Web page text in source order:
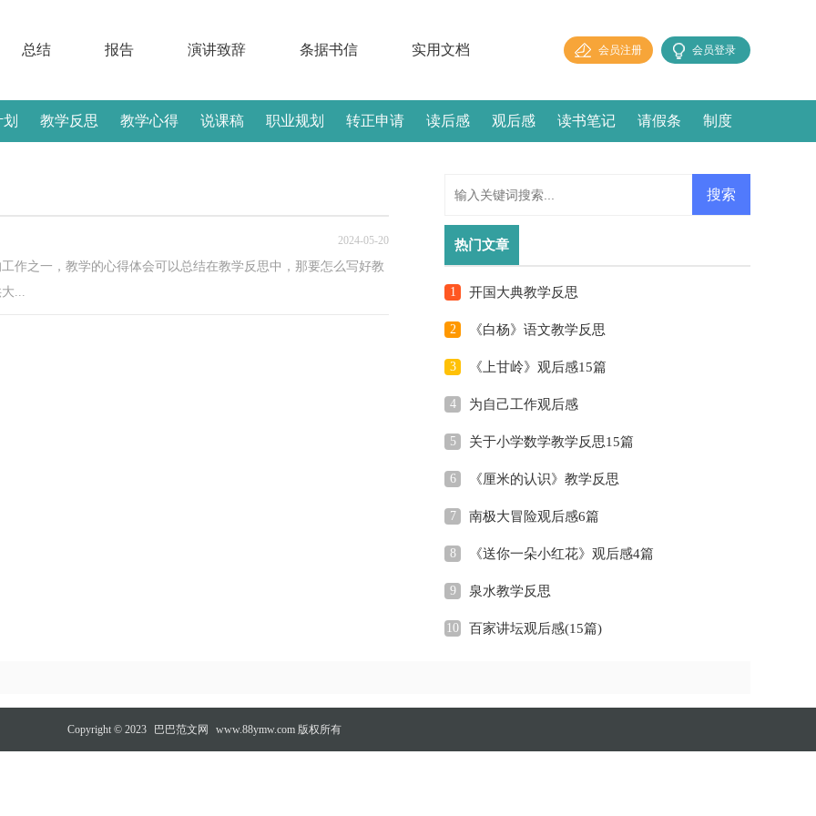
总结 报告 演讲致辞 条据书信 实用文档 会员登录
会员注册
教学反思 教学心得 说课稿 职业规划 转正申请 读后感 观后感 读书笔记 请假条 制度
2024-05-20
作之一，教学的心得体会可以总结在教学反思中，那要怎么写好教
...
热门文章
1 开国大典教学反思
2 《白杨》语文教学反思
3 《上甘岭》观后感15篇
4 为自己工作观后感
5 关于小学数学教学反思15篇
6 《厘米的认识》教学反思
7 南极大冒险观后感6篇
8 《送你一朵小红花》观后感4篇
9 泉水教学反思
10 百家讲坛观后感(15篇)
Copyright © 2023 巴巴范文网 www.88ymw.com 版权所有